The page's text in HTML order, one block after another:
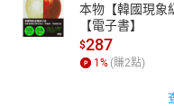
本物【韓國現象
【電子書】
$287
1 % (賺2點)